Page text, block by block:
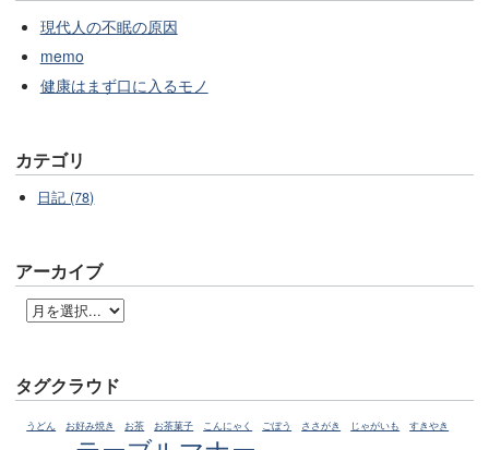
現代人の不眠の原因
memo
健康はまず口に入るモノ
カテゴリ
日記 (78)
アーカイブ
タグクラウド
うどん お好み焼き お茶 お茶菓子 こんにゃく ごぼう ささがき じゃがいも すきやき